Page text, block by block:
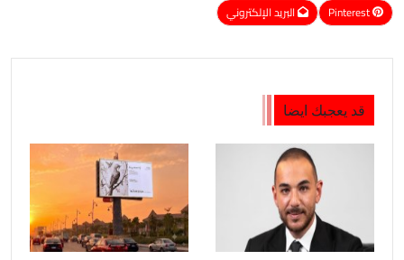
Pinterest
البريد الإلكتروني
قد يعجبك ايضا